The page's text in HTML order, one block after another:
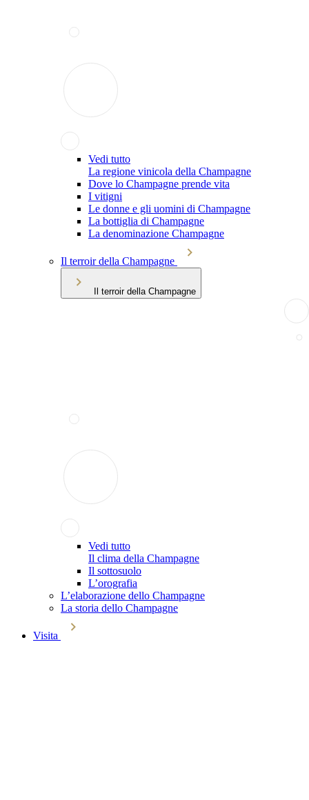
Vedi tutto
La regione vinicola della Champagne
Dove lo Champagne prende vita
I vitigni
Le donne e gli uomini di Champagne
La bottiglia di Champagne
La denominazione Champagne
Il terroir della Champagne
Il terroir della Champagne
Vedi tutto
Il clima della Champagne
Il sottosuolo
L’orografia
L’elaborazione dello Champagne
La storia dello Champagne
Visita